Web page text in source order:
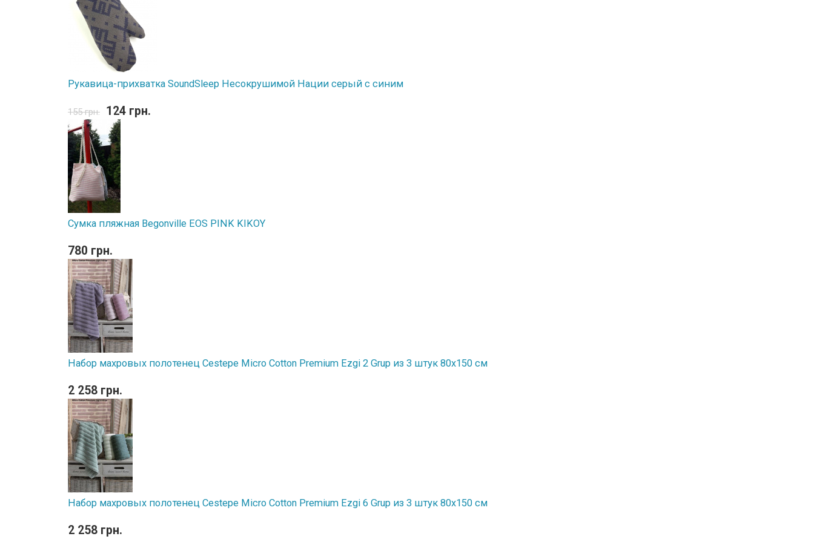
Рукавица-прихватка SoundSleep Несокрушимой Нации серый с синим
155 грн. 124 грн.
Сумка пляжная Begonville EOS PINK KIKOY
780 грн.
Набор махровых полотенец Cestepe Micro Cotton Premium Ezgi 2 Grup из 3 штук 80х150 см
2 258 грн.
Набор махровых полотенец Cestepe Micro Cotton Premium Ezgi 6 Grup из 3 штук 80х150 см
2 258 грн.